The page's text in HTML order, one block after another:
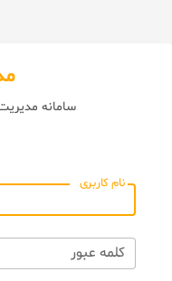
سامانه
نام کاربری
کلمه عبور